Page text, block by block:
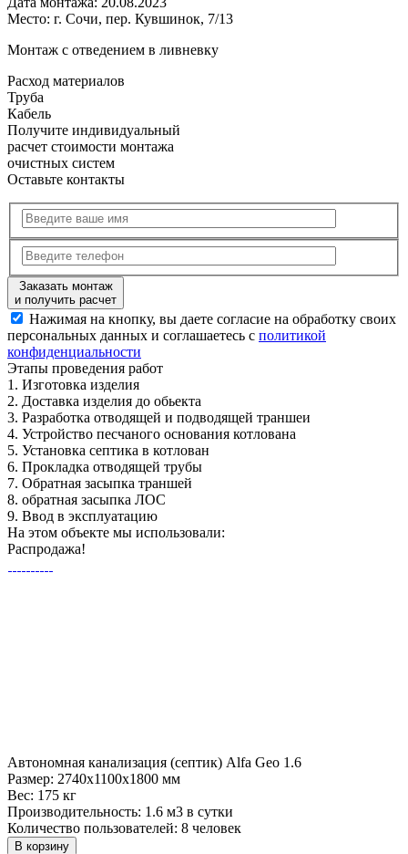
Место: г. Сочи, пер. Кувшинок, 7/13
Монтаж с отведением в ливневку
Расход материалов
Труба
Кабель
Получите индивидуальный
расчет стоимости монтажа
очистных систем
Оставьте контакты
Заказать монтаж
и получить расчет
Нажимая на кнопку, вы даете согласие на обработку своих
персональных данных и соглашаетесь с политикой
конфиденциальности
Этапы проведения работ
1. Изготовка изделия
2. Доставка изделия до обьекта
3. Разработка отводящей и подводящей траншеи
4. Устройство песчаного основания котлована
5. Установка септика в котлован
6. Прокладка отводящей трубы
7. Обратная засыпка траншей
8. обратная засыпка ЛОС
9. Ввод в эксплуатацию
На этом объекте мы использовали:
Распродажа!
Автономная канализация (септик) Alfa Geo 1.6
Размер: 2740x1100x1800 мм
Вес: 175 кг
Производительность: 1.6 м3 в сутки
Количество пользователей: 8 человек
В корзину